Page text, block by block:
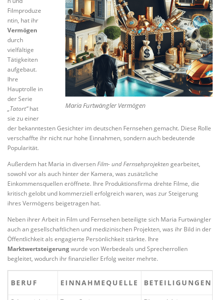
Maria Furtwängler Vermögen
Filmproduze
ntin, hat ihr
Vermögen
durch
vielfältige
Tätigkeiten
aufgebaut.
Ihre
Hauptrolle in
der Serie
„Tatort“hat
sie zu einer
der bekanntesten Gesichter im deutschen Fernsehen gemacht. Diese Rolle
verschaffte ihr nicht nur hohe Einnahmen, sondern auch bedeutende
Popularität.
Außerdem hat Maria in diversenFilm- und Fernsehprojektengearbeitet,
sowohl vor als auch hinter der Kamera, was zusätzliche
Einkommensquellen eröffnete. Ihre Produktionsfirma drehte Filme, die
kritisch gelobt und kommerziell erfolgreich waren, was zur Steigerung
ihres Vermögens beigetragen hat.
Neben ihrer Arbeit in Film und Fernsehen beteiligte sich Maria Furtwängler
auch an gesellschaftlichen und medizinischen Projekten, was ihr Bild in der
Öffentlichkeit als engagierte Persönlichkeit stärkte. Ihre
Marktwertsteigerungwurde von Werbedeals und Sprecherrollen
begleitet, wodurch ihr finanzieller Erfolg weiter mehrte.
BERUF EINNAHMEQUELLE BETEILIGUNGEN